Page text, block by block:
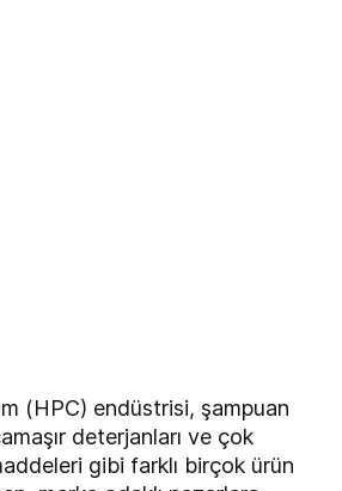
(HPC) endüstrisi, şampuan
deterjanları ve çok
gibi farklı birçok ürün